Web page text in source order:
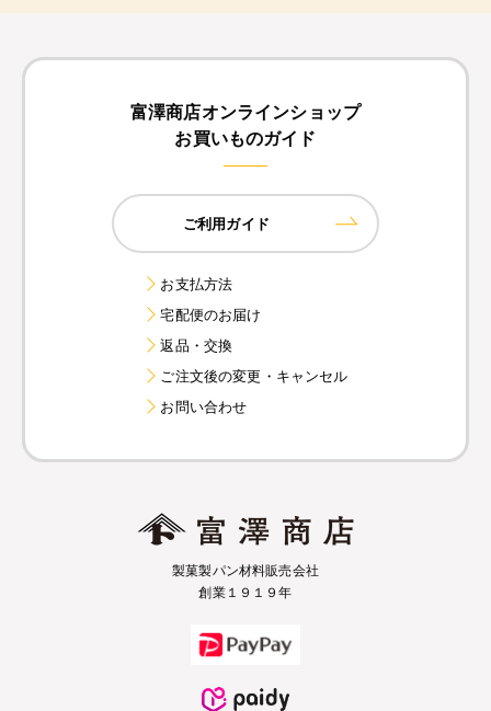
富澤商店オンラインショップ
お買いものガイド
ご利用ガイド
お支払方法
宅配便のお届け
返品・交換
ご注文後の変更・キャンセル
お問い合わせ
製菓製パン材料販売会社
創業１９１９年